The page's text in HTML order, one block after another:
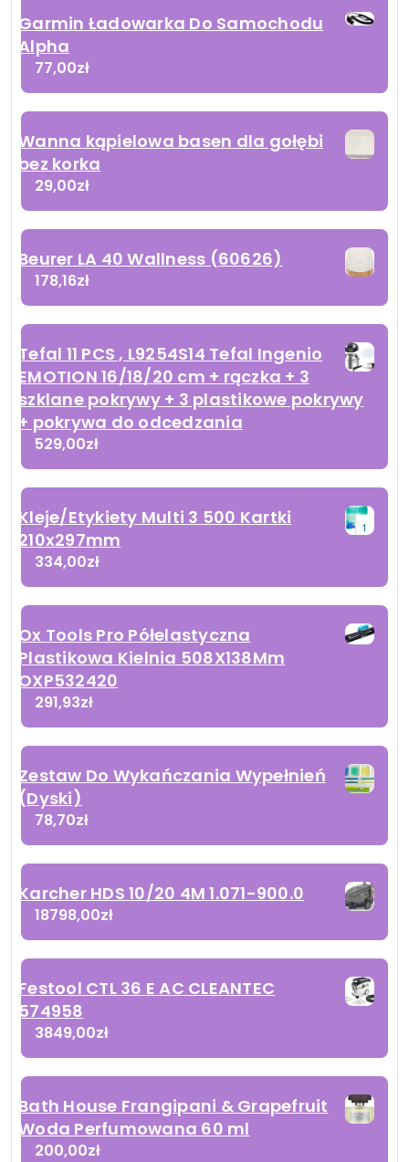
Garmin Ładowarka Do Samochodu
Alpha
77,00zł
Wanna kąpielowa basen dla gołębi
bez korka
29,00zł
Beurer LA 40 Wallness (60626)
178,16zł
Tefal 11 PCS , L9254S14 Tefal Ingenio
EMOTION 16/18/20 cm + rączka + 3
szklane pokrywy + 3 plastikowe pokrywy
+ pokrywa do odcedzania
529,00zł
Kleje/Etykiety Multi 3 500 Kartki
210x297mm
334,00zł
Ox Tools Pro Półelastyczna
Plastikowa Kielnia 508X138Mm
OXP532420
291,93zł
Zestaw Do Wykańczania Wypełnień
(Dyski)
78,70zł
Karcher HDS 10/20 4M 1.071-900.0
18798,00zł
Festool CTL 36 E AC CLEANTEC
574958
3849,00zł
Bath House Frangipani & Grapefruit
Woda Perfumowana 60 ml
200,00zł